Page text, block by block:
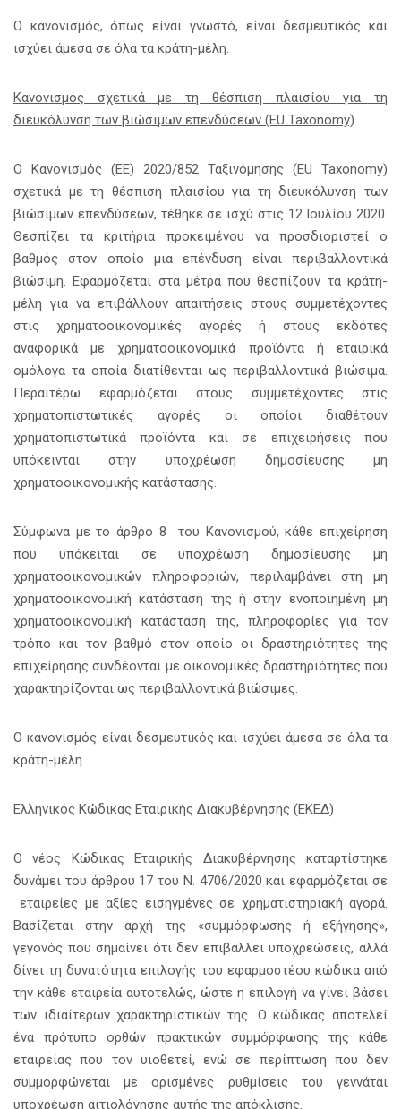
Ο κανονισμός, όπως είναι γνωστό, είναι δεσμευτικός και
ισχύει άμεσα σε όλα τα κράτη-μέλη.
Κανονισμός σχετικά με τη θέσπιση πλαισίου για τη
διευκόλυνση των βιώσιμων επενδύσεων (EU Taxonomy)
Ο Κανονισμός (ΕΕ) 2020/852 Ταξινόμησης (EU Taxonomy)
σχετικά με τη θέσπιση πλαισίου για τη διευκόλυνση των
βιώσιμων επενδύσεων, τέθηκε σε ισχύ στις 12 Ιουλίου 2020.
Θεσπίζει τα κριτήρια προκειμένου να προσδιοριστεί ο
βαθμός στον οποίο μια επένδυση είναι περιβαλλοντικά
βιώσιμη. Εφαρμόζεται στα μέτρα που θεσπίζουν τα κράτη-
μέλη για να επιβάλλουν απαιτήσεις στους συμμετέχοντες
στις χρηματοοικονομικές αγορές ή στους εκδότες
αναφορικά με χρηματοοικονομικά προϊόντα ή εταιρικά
ομόλογα τα οποία διατίθενται ως περιβαλλοντικά βιώσιμα.
Περαιτέρω εφαρμόζεται στους συμμετέχοντες στις
χρηματοπιστωτικές αγορές οι οποίοι διαθέτουν
χρηματοπιστωτικά προϊόντα και σε επιχειρήσεις που
υπόκεινται στην υποχρέωση δημοσίευσης μη
χρηματοοικονομικής κατάστασης.
Σύμφωνα με το άρθρο 8 του Κανονισμού, κάθε επιχείρηση
που υπόκειται σε υποχρέωση δημοσίευσης μη
χρηματοοικονομικών πληροφοριών, περιλαμβάνει στη μη
χρηματοοικονομική κατάσταση της ή στην ενοποιημένη μη
χρηματοοικονομική κατάσταση της, πληροφορίες για τον
τρόπο και τον βαθμό στον οποίο οι δραστηριότητες της
επιχείρησης συνδέονται με οικονομικές δραστηριότητες που
χαρακτηρίζονται ως περιβαλλοντικά βιώσιμες.
Ο κανονισμός είναι δεσμευτικός και ισχύει άμεσα σε όλα τα
κράτη-μέλη.
Ελληνικός Κώδικας Εταιρικής Διακυβέρνησης (ΕΚΕΔ)
Ο νέος Κώδικας Εταιρικής Διακυβέρνησης καταρτίστηκε
δυνάμει του άρθρου 17 του Ν. 4706/2020 και εφαρμόζεται σε
εταιρείες με αξίες εισηγμένες σε χρηματιστηριακή αγορά.
Βασίζεται στην αρχή της «συμμόρφωσης ή εξήγησης»,
γεγονός που σημαίνει ότι δεν επιβάλλει υποχρεώσεις, αλλά
δίνει τη δυνατότητα επιλογής του εφαρμοστέου κώδικα από
την κάθε εταιρεία αυτοτελώς, ώστε η επιλογή να γίνει βάσει
των ιδιαίτερων χαρακτηριστικών της. Ο κώδικας αποτελεί
ένα πρότυπο ορθών πρακτικών συμμόρφωσης της κάθε
εταιρείας που τον υιοθετεί, ενώ σε περίπτωση που δεν
συμμορφώνεται με ορισμένες ρυθμίσεις του γεννάται
υποχρέωση αιτιολόγησης αυτής της απόκλισης.